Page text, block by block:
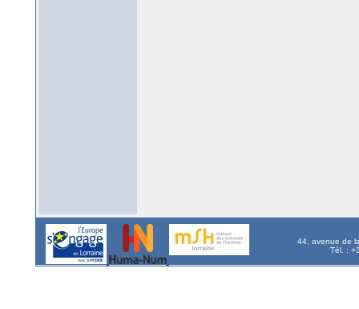
44, avenue de
Tél. :